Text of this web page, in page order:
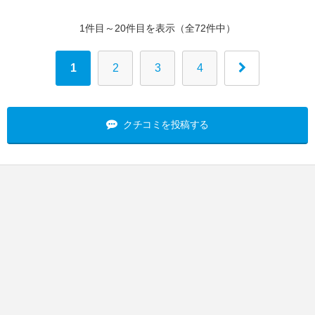
1件目～20件目を表示（全72件中）
1 2 3 4
クチコミを投稿する